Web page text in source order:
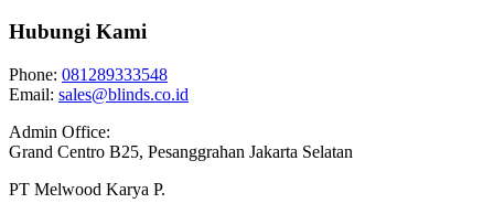
Hubungi Kami
Phone: 081289333548
Email: sales@blinds.co.id
Admin Office:
Grand Centro B25, Pesanggrahan Jakarta Selatan
PT Melwood Karya P.